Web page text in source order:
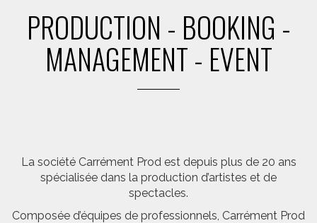
PRODUCTION - BOOKING -
MANAGEMENT - EVENT
La société Carrément Prod est depuis plus de 20 ans
spécialisée dans la production d’artistes et de
spectacles.
Composée d’équipes de professionnels, Carrément Prod